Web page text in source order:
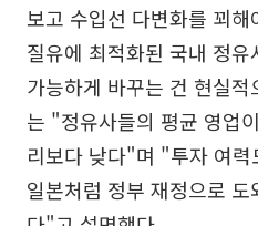
보고 수입선 다변화를 꾀
질유에 최적화된 국내 정
가능하게 바꾸는 건 현실
는 "정유사들의 평균 영업
리보다 낮다"며 "투자 여
일본처럼 정부 재정으로